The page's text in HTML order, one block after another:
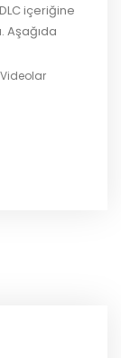
içeriğine
Aşağıda
Image
baş
Videolar